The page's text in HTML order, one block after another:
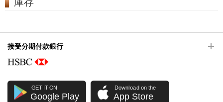
接受分期付款銀行
GET IT ON
Google Play
Download on the
App Store